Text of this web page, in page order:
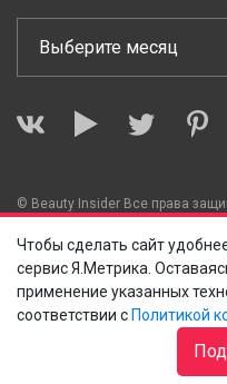
Чтобы сделать сайт
сервис Я.Метрика.
применение указанных
соответствии с Политикой
© Beauty Insider Все права